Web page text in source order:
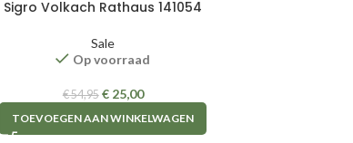
Sigro Volkach Rathaus 141054
Sale
Op voorraad
€54,95 €25,00
TOEVOEGEN AAN WINKELWAGEN